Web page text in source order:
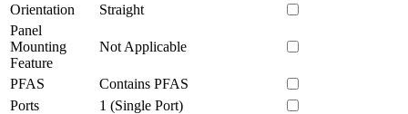
Orientation
Straight
Panel
Mounting
Feature
Not Applicable
PFAS
Contains PFAS
Ports
1 (Single Port)